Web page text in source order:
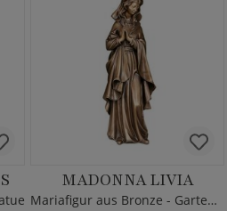
MADONNA LIVIA
Mariafigur aus Bronze - Gartenstatue